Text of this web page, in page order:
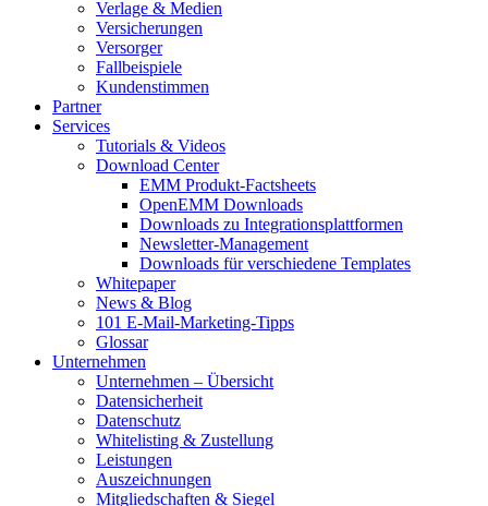
Verlage & Medien
Versicherungen
Versorger
Fallbeispiele
Kundenstimmen
Partner
Services
Tutorials & Videos
Download Center
EMM Produkt-Factsheets
OpenEMM Downloads
Downloads zu Integrationsplattformen
Newsletter-Management
Downloads für verschiedene Templates
Whitepaper
News & Blog
101 E-Mail-Marketing-Tipps
Glossar
Unternehmen
Unternehmen – Übersicht
Datensicherheit
Datenschutz
Whitelisting & Zustellung
Leistungen
Auszeichnungen
Mitgliedschaften & Siegel